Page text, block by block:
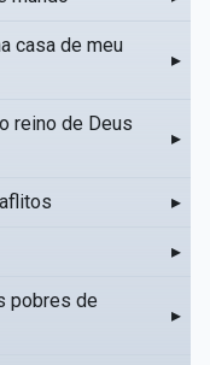
casa de meu
▸
reino de Deus
▸
▸
▸
pobres de
▸